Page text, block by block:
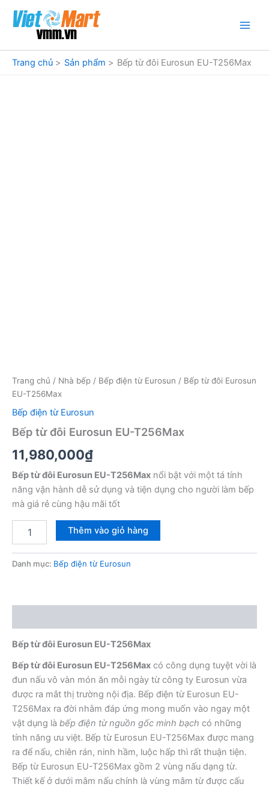
dung
Trang chủ
Sản phẩm Bếp từ đôi Eurosun EU-T256Max
Trang chủ / Nhà bếp / Bếp điện từ Eurosun / Bếp từ đôi Eurosun
EU-T256Max
Bếp điện từ Eurosun
Bếp từ đôi Eurosun EU-T256Max
11,980,000₫
Bếp từ đôi Eurosun EU-T256Max nổi bật với một tá tính
năng vận hành dễ sử dụng và tiện dụng cho người làm bếp
mà giá rẻ cùng hậu mãi tốt
Eurosun
Thêm vào giỏ hàng
Danh mục: Bếp điện từ Eurosun
Bếp từ đôi Eurosun EU-T256Max
Bếp từ đôi Eurosun EU-T256Max có công dụng tuyệt vời là
đun nấu vô vàn món ăn mỗi ngày từ công ty Eurosun vừa
được ra mắt thị trường nội địa. Bếp điện từ Eurosun EU-
T256Max ra đời nhằm đáp ứng mong muốn vào ngay một
vật dụng là bếp điện từ nguồn gốc minh bạch có những
tính năng ưu việt. Bếp từ Eurosun EU-T256Max được mang
ra để nấu, chiên rán, ninh hầm, luộc hấp thì rất thuận tiện.
Bếp từ Eurosun EU-T256Max gồm 2 vùng nấu dạng từ.
Thiết kế ở dưới mâm nấu chính là vùng mâm từ được cấu